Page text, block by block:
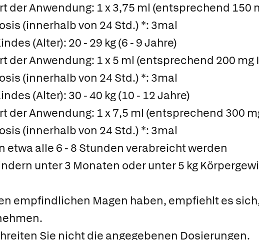
der Anwendung: 1 x 3,75 ml (entsprechend 150
(innerhalb von 24 Std.) *: 3mal
(Alter): 20 - 29 kg (6 - 9 Jahre)
der Anwendung: 1 x 5 ml (entsprechend 200 mg
(innerhalb von 24 Std.) *: 3mal
(Alter): 30 - 40 kg (10 - 12 Jahre)
der Anwendung: 1 x 7,5 ml (entsprechend 300
(innerhalb von 24 Std.) *: 3mal
etwa alle 6 - 8 Stunden verabreicht werden
unter 3 Monaten oder unter 5 kg
empfindlichen Magen haben, empfiehlt es
Sie nicht die angegebenen Dosierungen.